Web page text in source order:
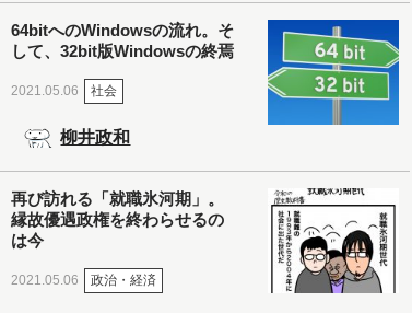
64bitへのWindowsの流れ。そ
して、32bit版Windowsの終焉
2021.05.06 社会
柳井政和
再び訪れる「就職氷河期」。
縁故優遇政権を終わらせるの
は今
2021.05.06 政治・経済